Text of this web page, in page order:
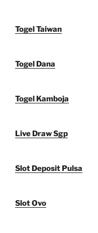
Togel Taiwan
Togel Dana
Togel Kamboja
Live Draw Sgp
Slot Deposit Pulsa
Slot Ovo